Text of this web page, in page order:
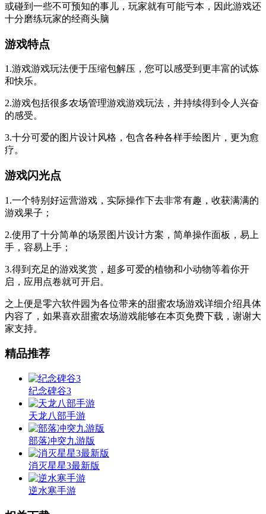
或碰到一些不可预知的事儿，玩家就有可能亏本，因此游戏还
十分磨练玩家的经商头脑
游戏特点
1.游戏游戏玩法便于压缩包解压，您可以感受到更丰富的试炼
和快乐。
2.游戏包括很多农场管理游戏游戏玩法，并持续得到令人兴奋
的感受。
3.十分可爱的图片设计风格，包含各种各样手绘图片，更为愈
疗。
游戏闪光点
1.一个特别好运营游戏，实际操作下去非常有趣，收获满满的
游戏果子；
2.使用了十分简单的场景图片设计方案，简单操作面板，易上
手，容易上手；
3.得到充足的游戏奖赏，超多可爱的植物和小动物等着你开
启，应用点卷就可开启。
之上便是零六软件园为各位带来的甜蜜农场游戏详细介绍具体
内容了，如果喜欢甜蜜农场游戏能够在本页免费下载，谢谢大
家支持。
精品推荐
纪念碑谷3
天龙八部手游
部落冲突九游版
消灭星星3最新版
逆水寒手游